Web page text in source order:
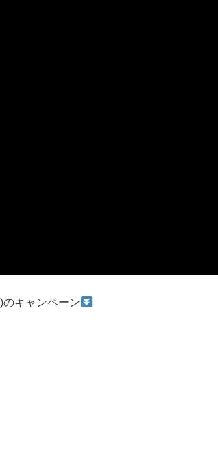
キャンペーン